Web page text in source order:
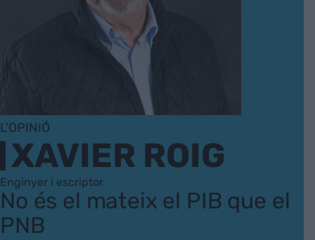
L'OPINIÓ
XAVIER ROIG
Enginyer i escriptor
No és el mateix el PIB que el
PNB